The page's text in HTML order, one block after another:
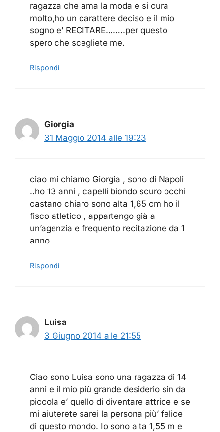
ragazza che ama la moda e si cura
molto,ho un carattere deciso e il mio
sogno e’ RECITARE……..per questo
spero che scegliete me.
Rispondi
Giorgia
31 Maggio 2014 alle 19:23
ciao mi chiamo Giorgia , sono di Napoli
..ho 13 anni , capelli biondo scuro occhi
castano chiaro sono alta 1,65 cm ho il
fisco atletico , appartengo già a
un’agenzia e frequento recitazione da 1
anno
Rispondi
Luisa
3 Giugno 2014 alle 21:55
Ciao sono Luisa sono una ragazza di 14
anni e il mio più grande desiderio sin da
piccola e’ quello di diventare attrice e se
mi aiuterete sarei la persona più’ felice
di questo mondo. Io sono alta 1,55 m e